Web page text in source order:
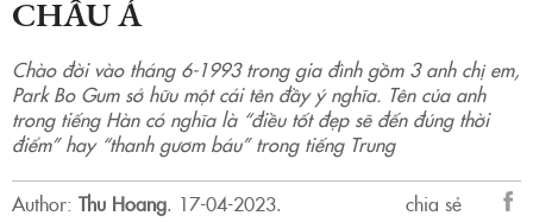
CHÂU Á
Chào đời vào tháng 6-1993 trong gia đình gồm 3 anh chị em,
Park Bo Gum sở hữu một cái tên đầy ý nghĩa. Tên của anh
trong tiếng Hàn có nghĩa là “điều tốt đẹp sẽ đến đúng thời
điểm” hay “thanh gươm báu” trong tiếng Trung
Author: Thu Hoang. 17-04-2023.
chia sẻ